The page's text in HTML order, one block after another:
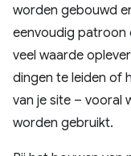
worden gebouwd
eenvoudig patroon
veel waarde
dingen te leiden of
van je site – vooral
worden gebruikt.